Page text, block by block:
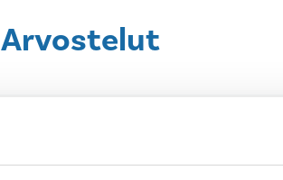
Arvostelut